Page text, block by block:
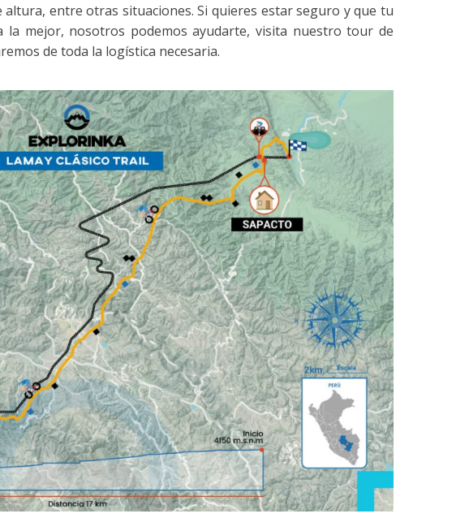
altura, entre otras situaciones. Si quieres estar seguro y que tu
la mejor, nosotros podemos ayudarte, visita nuestro tour de
de toda la logística necesaria.